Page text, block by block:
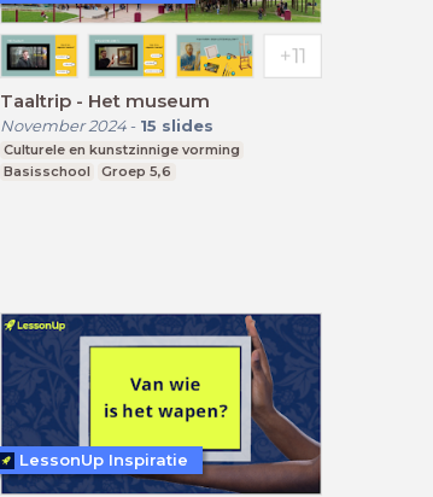
Taaltrip - Het museum
November 2024- 15 slides
Culturele en kunstzinnige vorming
Basisschool
Groep 5,6
LessonUp Inspiratie